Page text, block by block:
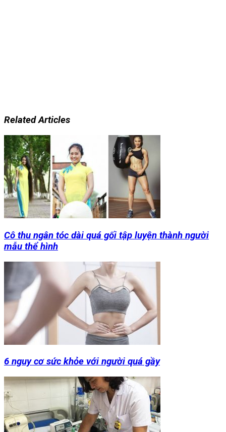
Related Articles
Cô thu ngân tóc dài quá gối tập luyện thành người
mẫu thể hình
6 nguy cơ sức khỏe với người quá gầy